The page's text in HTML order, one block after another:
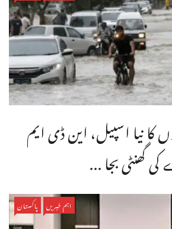
نیا اسپیل، این ڈی ایم
بجا ...
اہم خبریں پاکستان